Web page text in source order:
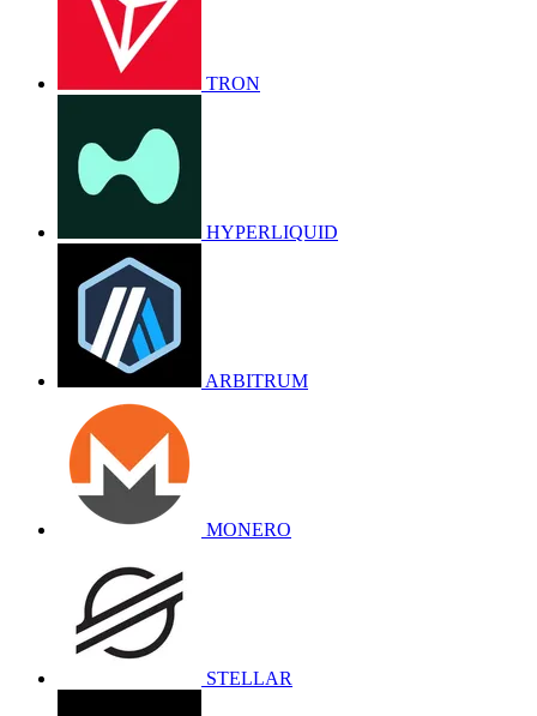
TRON
HYPERLIQUID
ARBITRUM
MONERO
STELLAR